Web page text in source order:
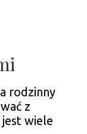
rodzinny
z
jest wiele